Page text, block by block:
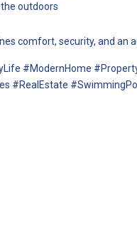
outdoors
comfort, security, and an
#ModernHome
#RealEstate